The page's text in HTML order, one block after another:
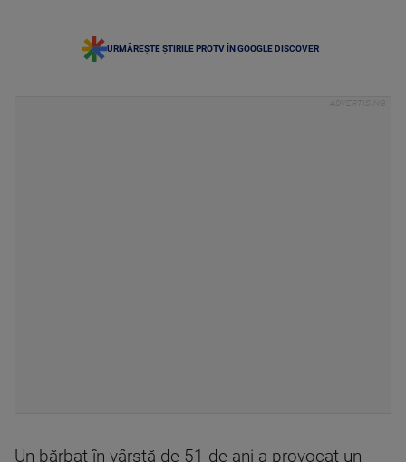
URMĂREȘTE ȘTIRILE PROTV ÎN GOOGLE DISCOVER
Un bărbat în vârstă de 51 de ani a provocat un